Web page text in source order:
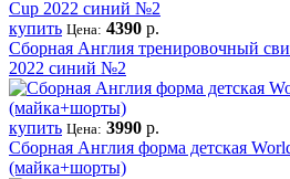
купить Цена: 4390 р.
Сборная Англия тренировочный
2022 синий №2
купить Цена: 3990 р.
Сборная Англия форма детская
(майка+шорты)